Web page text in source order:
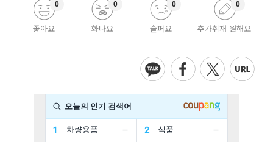
좋아요
0
화나요
0
슬퍼요
0
추가취재 원해요
0